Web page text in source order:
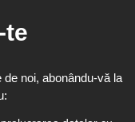
te
noi, abonându-vă la